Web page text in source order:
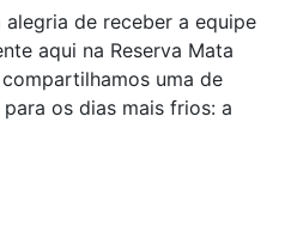
de receber a equipe
aqui na Reserva Mata
uma de
os dias mais frios: a